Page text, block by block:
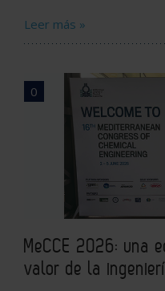
Leer más »
0
MeCCE 2026: una
valor de la